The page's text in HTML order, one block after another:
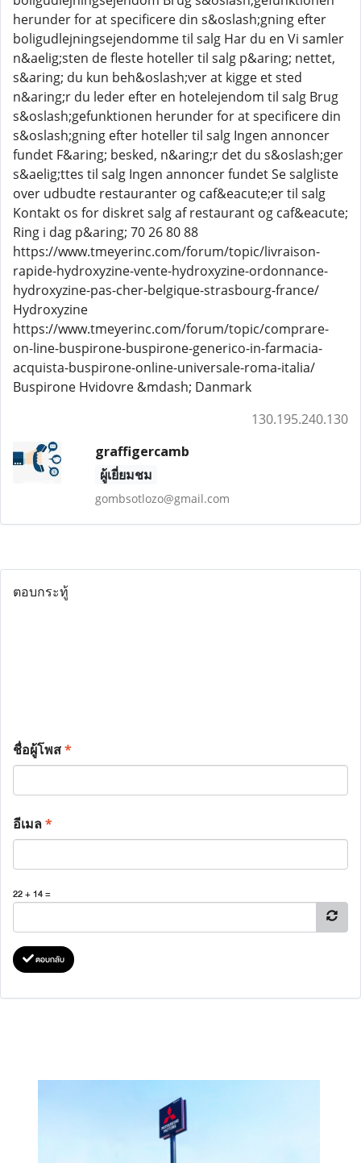
herunder for at specificere din s&oslash;gning efter
boligudlejningsejendomme til salg Har du en Vi samler
n&aelig;sten de fleste hoteller til salg p&aring; nettet,
s&aring; du kun beh&oslash;ver at kigge et sted
n&aring;r du leder efter en hotelejendom til salg Brug
s&oslash;gefunktionen herunder for at specificere din
s&oslash;gning efter hoteller til salg Ingen annoncer
fundet F&aring; besked, n&aring;r det du s&oslash;ger
s&aelig;ttes til salg Ingen annoncer fundet Se salgliste
over udbudte restauranter og caf&eacute;er til salg
Kontakt os for diskret salg af restaurant og caf&eacute;
Ring i dag p&aring; 70 26 80 88
https://www.tmeyerinc.com/forum/topic/livraison-
rapide-hydroxyzine-vente-hydroxyzine-ordonnance-
hydroxyzine-pas-cher-belgique-strasbourg-france/
Hydroxyzine
https://www.tmeyerinc.com/forum/topic/comprare-
on-line-buspirone-buspirone-generico-in-farmacia-
acquista-buspirone-online-universale-roma-italia/
Buspirone Hvidovre &mdash; Danmark
130.195.240.130
graffigercamb
ผู้เยี่ยมชม
gombsotlozo@gmail.com
ตอบกระทู้
ชื่อผู้โพส*
อีเมล*
22 + 14 =
ตอบกลับ